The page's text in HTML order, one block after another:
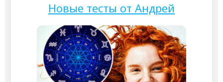
Новые тесты от Андрей